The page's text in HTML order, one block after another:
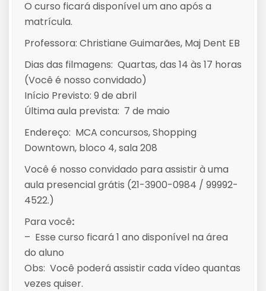
O curso ficará disponível um ano após a
matrícula.
Professora: Christiane Guimarães, Maj Dent EB
Dias das filmagens: Quartas, das 14 às 17 horas
(Você é nosso convidado)
Início Previsto: 9 de abril
Última aula prevista: 7 de maio
Endereço: MCA concursos, Shopping
Downtown, bloco 4, sala 208
Você é nosso convidado para assistir à uma
aula presencial grátis (21-3900-0984 / 99992-
4522.)
Para você:
– Esse curso ficará 1 ano disponível na área
do aluno
Obs: Você poderá assistir cada vídeo quantas
vezes quiser.